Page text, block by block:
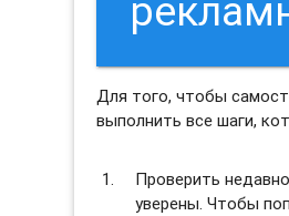
Для того, чтобы
выполнить все шаги,
Проверить
уверены. Чтобы